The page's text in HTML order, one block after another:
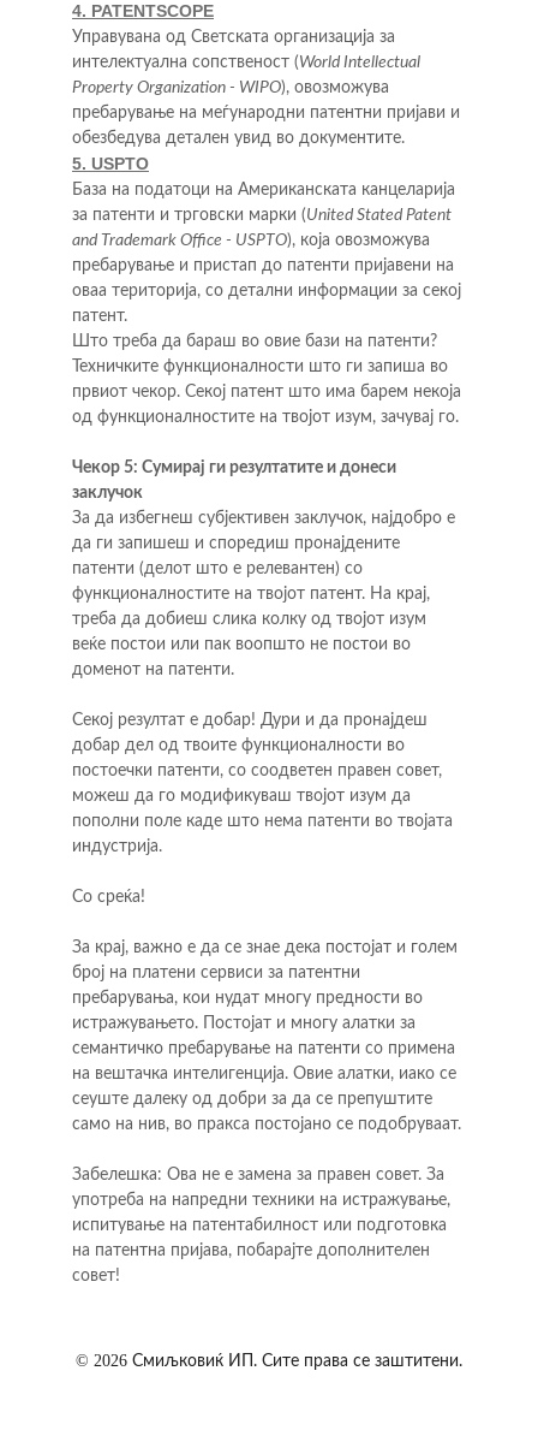
4. PATENTSCOPE
Управувана од Светската организација за
интелектуална сопственост (World Intellectual
Property Organization - WIPO), овозможува
пребарување на меѓународни патентни пријави и
обезбедува детален увид во документите.
5. USPTO
База на податоци на Американската канцеларија
за патенти и трговски марки (United Stated Patent
and Trademark Office - USPTO), која овозможува
пребарување и пристап до патенти пријавени на
оваа територија, со детални информации за секој
патент.
Што треба да бараш во овие бази на патенти?
Техничките функционалности што ги запиша во
првиот чекор. Секој патент што има барем некоја
од функционалностите на твојот изум, зачувај го.
Чекор 5: Сумирај ги резултатите и донеси
заклучок
За да избегнеш субјективен заклучок, најдобро е
да ги запишеш и споредиш пронајдените
патенти (делот што е релевантен) со
функционалностите на твојот патент. На крај,
треба да добиеш слика колку од твојот изум
веќе постои или пак воопшто не постои во
доменот на патенти.
Секој резултат е добар! Дури и да пронајдеш
добар дел од твоите функционалности во
постоечки патенти, со соодветен правен совет,
можеш да го модификуваш твојот изум да
пополни поле каде што нема патенти во твојата
индустрија.
Со среќа!
За крај, важно е да се знае дека постојат и голем
број на платени сервиси за патентни
пребарувања, кои нудат многу предности во
истражувањето. Постојат и многу алатки за
семантичко пребарување на патенти со примена
на вештачка интелигенција. Овие алатки, иако се
сеуште далеку од добри за да се препуштите
само на нив, во пракса постојано се подобруваат.
Забелешка: Ова не е замена за правен совет. За
употреба на напредни техники на истражување,
испитување на патентабилност или подготовка
на патентна пријава, побарајте дополнителен
совет!
© 2026 Смиљковиќ ИП. Сите права се заштитени.